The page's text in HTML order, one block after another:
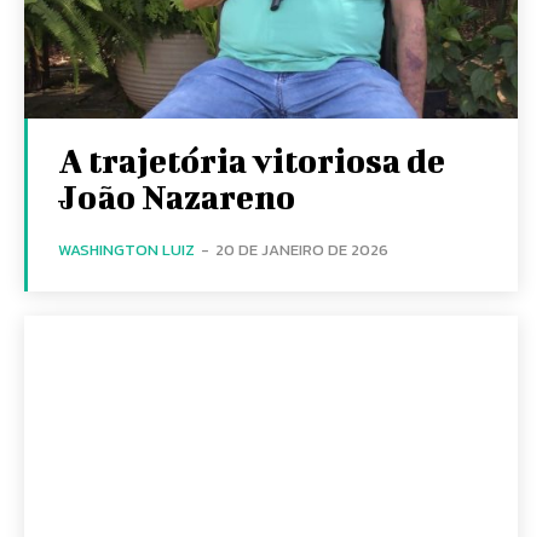
A trajetória vitoriosa de
João Nazareno
WASHINGTON LUIZ - 20 DE JANEIRO DE 2026